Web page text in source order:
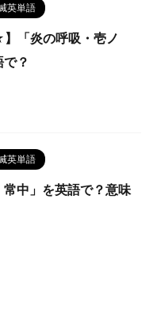
英単語
】「炎の呼吸・壱ノ
？
英単語
常中」を英語で？意味